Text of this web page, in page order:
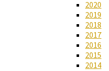
2020
2019
2018
2017
2016
2015
2014